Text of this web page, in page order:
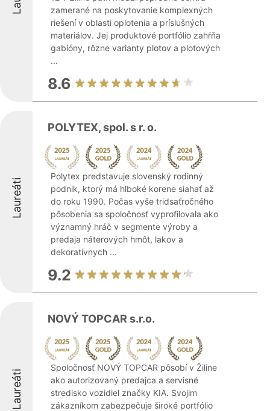
zamerané na poskytovanie komplexných
riešení v oblasti oplotenia a príslušných
materiálov. Jej produktové portfólio zahŕňa
gabióny, rôzne varianty plotov a plotových
...
8.6
Laureáti
POLYTEX, spol. s r. o.
Polytex predstavuje slovenský rodinný
podnik, ktorý má hlboké korene siahať až
do roku 1990. Počas vyše tridsaťročného
pôsobenia sa spoločnosť vyprofilovala ako
významný hráč v segmente výroby a
predaja náterových hmôt, lakov a
dekoratívnych ...
9.2
Laureáti
NOVÝ TOPCAR s.r.o.
Spoločnosť NOVÝ TOPCAR pôsobí v Žiline
ako autorizovaný predajca a servisné
stredisko vozidiel značky KIA. Svojim
zákazníkom zabezpečuje široké portfólio